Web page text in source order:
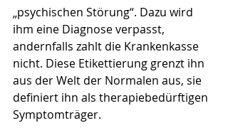
„psychischen Störung“. Dazu wird
ihm eine Diagnose verpasst,
andernfalls zahlt die Krankenkasse
nicht. Diese Etikettierung grenzt ihn
aus der Welt der Normalen aus, sie
definiert ihn als therapiebedürftigen
Symptomträger.